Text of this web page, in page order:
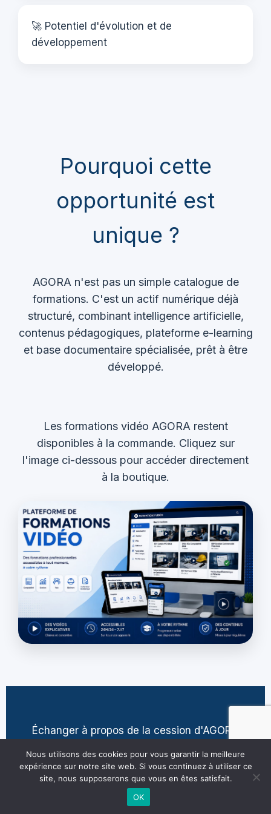
🚀 Potentiel d'évolution et de
développement
Pourquoi cette
opportunité est
unique ?
AGORA n'est pas un simple catalogue de
formations. C'est un actif numérique déjà
structuré, combinant intelligence artificielle,
contenus pédagogiques, plateforme e-learning
et base documentaire spécialisée, prêt à être
développé.
Les formations vidéo AGORA restent
disponibles à la commande. Cliquez sur
l'image ci-dessous pour accéder directement
à la boutique.
Échanger à propos de la cession d'AGORA
contact@jean-pierre-villatte.fr
Nous utilisons des cookies pour vous garantir la meilleure
expérience sur notre site web. Si vous continuez à utiliser ce
site, nous supposerons que vous en êtes satisfait.
OK